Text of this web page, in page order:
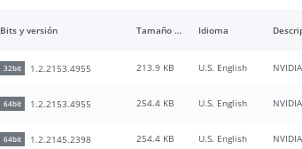
Bits y versión Tamaño del archivo Idioma
32bit 1.2.2153.4955 213.9 KB U.S. English
64bit 1.2.2153.4955 254.4 KB U.S. English
64bit 1.2.2145.2398 254.4 KB U.S. English